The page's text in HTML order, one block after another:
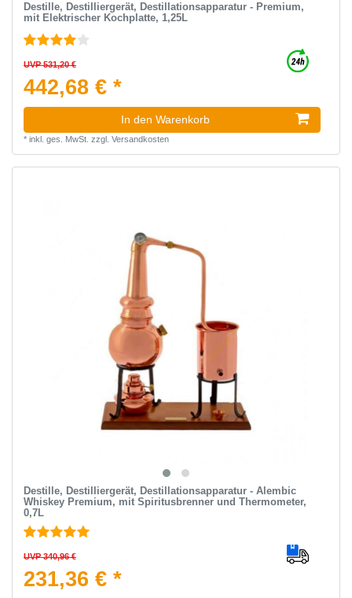
Destille, Destilliergerät, Destillationsapparatur - Premium,
mit Elektrischer Kochplatte, 1,25L
UVP 531,20 €
442,68 € *
In den Warenkorb
* inkl. ges. MwSt. zzgl. Versandkosten
Destille, Destilliergerät, Destillationsapparatur - Alembic
Whiskey Premium, mit Spiritusbrenner und Thermometer,
0,7L
UVP 340,96 €
231,36 € *